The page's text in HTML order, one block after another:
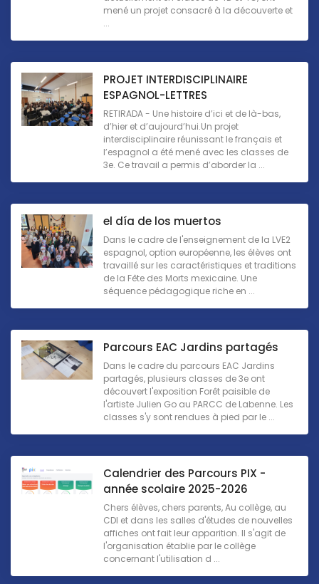
mené un projet consacré à la découverte et
...
PROJET INTERDISCIPLINAIRE
ESPAGNOL-LETTRES
RETIRADA - Une histoire d’ici et de là-bas,
d’hier et d’aujourd’hui.Un projet
interdisciplinaire réunissant le français et
l’espagnol a été mené avec les classes de
3e. Ce travail a permis d’aborder la ...
el día de los muertos
Dans le cadre de l'enseignement de la LVE2
espagnol, option européenne, les élèves ont
travaillé sur les caractéristiques et traditions
de la Fête des Morts mexicaine. Une
séquence pédagogique riche en ...
Parcours EAC Jardins partagés
Dans le cadre du parcours EAC Jardins
partagés, plusieurs classes de 3e ont
découvert l'exposition Forêt paisible de
l'artiste Julien Go au PARCC de Labenne. Les
classes s'y sont rendues à pied par le ...
Calendrier des Parcours PIX -
année scolaire 2025-2026
Chers élèves, chers parents, Au collège, au
CDI et dans les salles d'études de nouvelles
affiches ont fait leur apparition. Il s'agit de
l'organisation établie par le collège
concernant l'utilisation d ...